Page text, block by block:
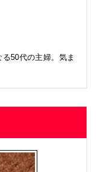
50代の主婦。気ま